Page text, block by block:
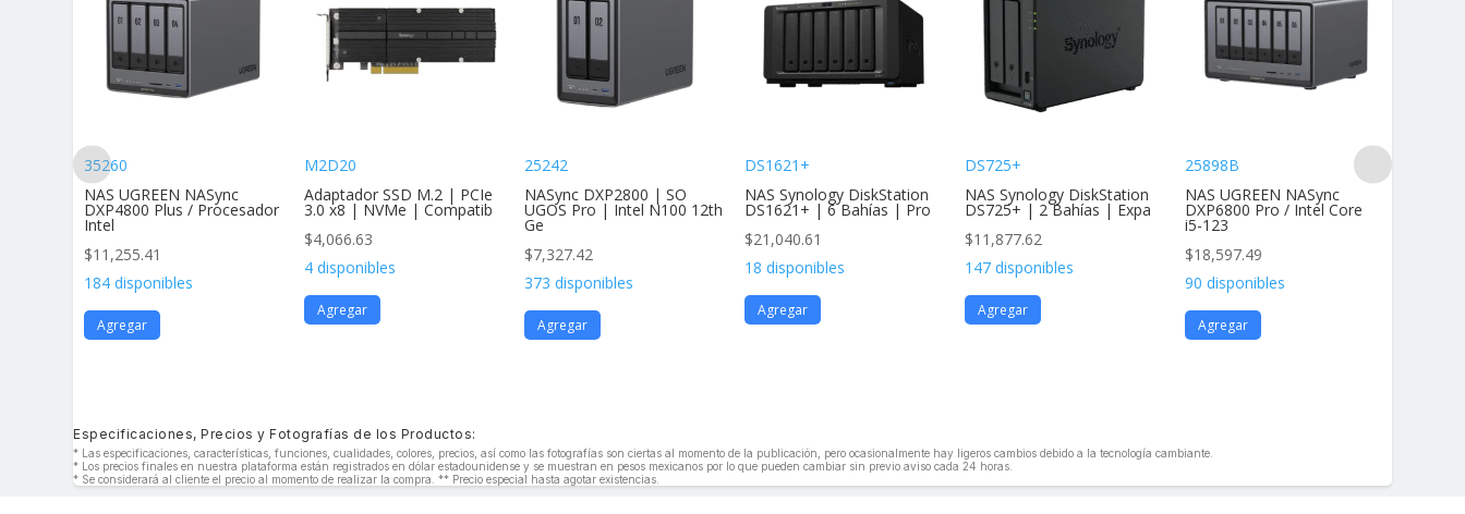
35260
NAS UGREEN NASync
DXP4800 Plus / Procesador
Intel
$11,255.41
184 disponibles
Agregar
M2D20
Adaptador SSD M.2 | PCIe
3.0 x8 | NVMe | Compatib
$4,066.63
4 disponibles
Agregar
25242
NASync DXP2800 | SO
UGOS Pro | Intel N100 12th
Ge
$7,327.42
373 disponibles
Agregar
DS1621+
NAS Synology DiskStation
DS1621+ | 6 Bahías | Pro
$21,040.61
18 disponibles
Agregar
DS725+
NAS Synology DiskStation
DS725+ | 2 Bahías | Expa
$11,877.62
147 disponibles
Agregar
25898B
NAS UGREEN NASync
DXP6800 Pro / Intel Core
i5-123
$18,597.49
90 disponibles
Agregar
Especificaciones, Precios y Fotografías de los Productos:
* Las especificaciones, características, funciones, cualidades, colores, precios, así como las fotografías son ciertas al momento de la publicación, pero ocasionalmente hay ligeros cambios debido a la tecnología cambiante.
* Los precios finales en nuestra plataforma están registrados en dólar estadounidense y se muestran en pesos mexicanos por lo que pueden cambiar sin previo aviso cada 24 horas.
* Se considerará al cliente el precio al momento de realizar la compra. ** Precio especial hasta agotar existencias.